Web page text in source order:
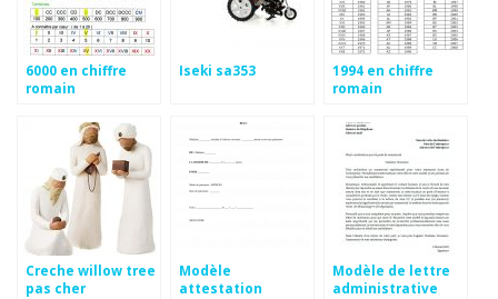
6000 en chiffre
romain
Iseki sa353
1994 en chiffre
romain
Creche willow tree
pas cher
Modèle
attestation
Modèle de lettre
administrative